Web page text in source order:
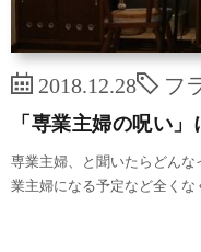
2018.12.28 フ
「専業主婦の呪い
専業主婦、と聞いたらどん
業主婦になる予定など全くな